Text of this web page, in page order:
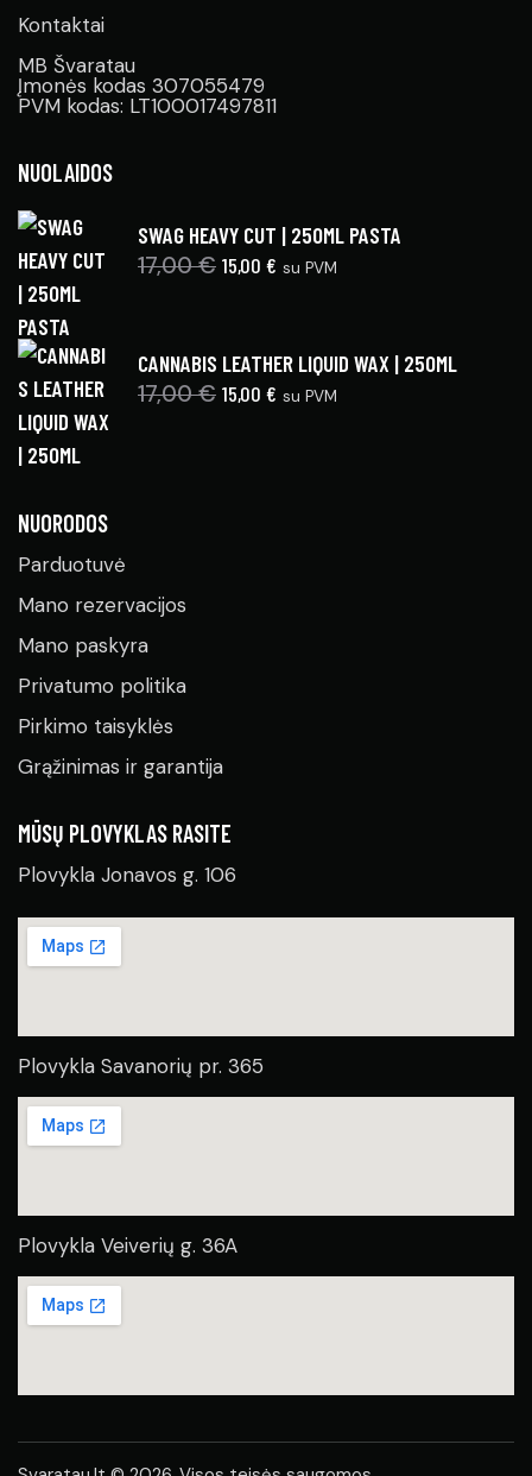
Kontaktai
MB Švaratau
Įmonės kodas 307055479
PVM kodas: LT100017497811
NUOLAIDOS
SWAG HEAVY CUT | 250ML PASTA
17,00€ 15,00 € su PVM
CANNABIS LEATHER LIQUID WAX | 250ML
17,00€ 15,00 € su PVM
NUORODOS
Parduotuvė
Mano rezervacijos
Mano paskyra
Privatumo politika
Pirkimo taisyklės
Grąžinimas ir garantija
MŪSŲ PLOVYKLAS RASITE
Plovykla Jonavos g. 106
Plovykla Savanorių pr. 365
Plovykla Veiverių g. 36A